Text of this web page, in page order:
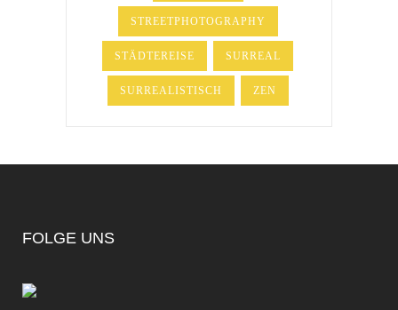
STREETPHOTOGRAPHY
STÄDTEREISE SURREAL
SURREALISTISCH ZEN
FOLGE UNS